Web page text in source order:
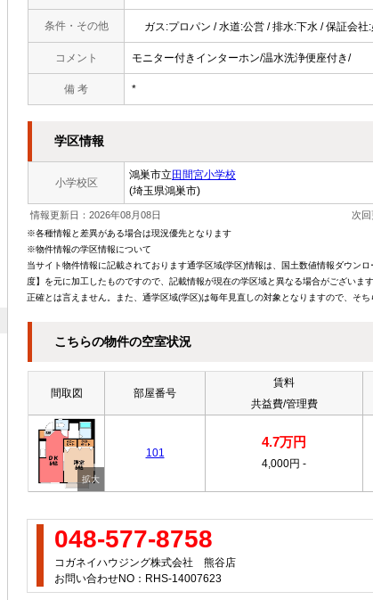
条件・その他 ガス:プロパン / 水道:公営 / 排水:下水 / 保証会社:
コメント モニター付きインターホン/温水洗浄便座付き/
備 考 *
学区情報
小学校区
鴻巣市立 田間宮小学校
(埼玉県鴻巣市)
情報更新日：2026年08月08日 次回
※各種情報と差異がある場合は現況優先となります
※物件情報の学区情報について
当サイト物件情報に記載されております通学区域(学区)情報は、国土数値情報ダウ
度】を元に加工したものですので、記載情報が現在の学区域と異なる場合がござい
正確とは言えません。また、通学区域(学区)は毎年見直しの対象となりますので、そ
こちらの物件の空室状況
間取図 部屋番号
賃料
共益費/管理費
101
4.7万円
4,000円 -
048-577-8758
コガネイハウジング株式会社 熊谷店
お問い合わせNO：RHS-14007623